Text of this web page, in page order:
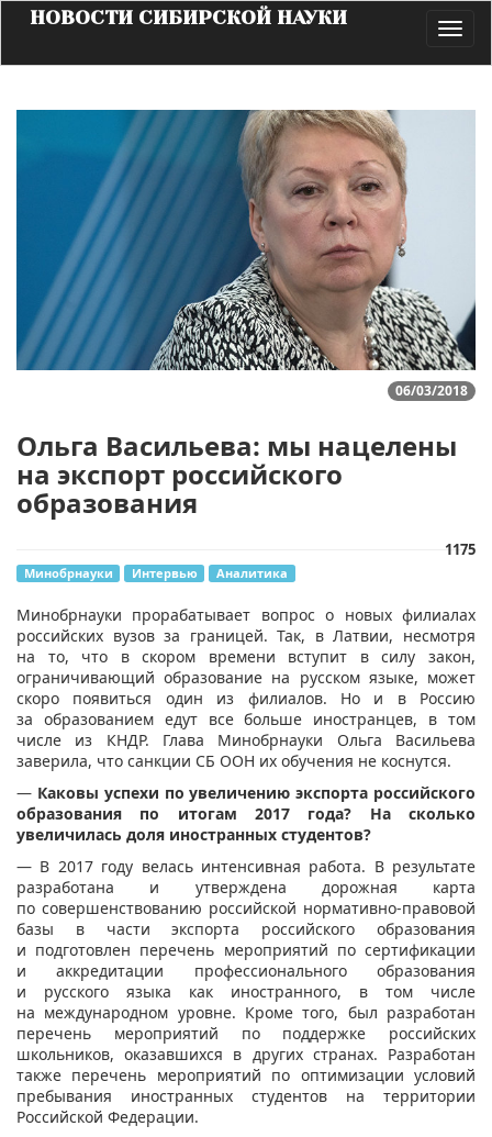
НОВОСТИ СИБИРСКОЙ НАУКИ
06/03/2018
Ольга Васильева: мы нацелены
на экспорт российского
образования
1175
Минобрнауки Интервью Аналитика
​Минобрнауки прорабатывает вопрос о новых филиалах
российских вузов за границей. Так, в Латвии, несмотря
на то, что в скором времени вступит в силу закон,
ограничивающий образование на русском языке, может
скоро появиться один из филиалов. Но и в Россию
за образованием едут все больше иностранцев, в том
числе из КНДР. Глава Минобрнауки Ольга Васильева
заверила, что санкции СБ ООН их обучения не коснутся.
— Каковы успехи по увеличению экспорта российского
образования по итогам 2017 года? На сколько
увеличилась доля иностранных студентов?
— В 2017 году велась интенсивная работа. В результате
разработана и утверждена дорожная карта
по совершенствованию российской нормативно-правовой
базы в части экспорта российского образования
и подготовлен перечень мероприятий по сертификации
и аккредитации профессионального образования
и русского языка как иностранного, в том числе
на международном уровне. Кроме того, был разработан
перечень мероприятий по поддержке российских
школьников, оказавшихся в других странах. Разработан
также перечень мероприятий по оптимизации условий
пребывания иностранных студентов на территории
Российской Федерации.